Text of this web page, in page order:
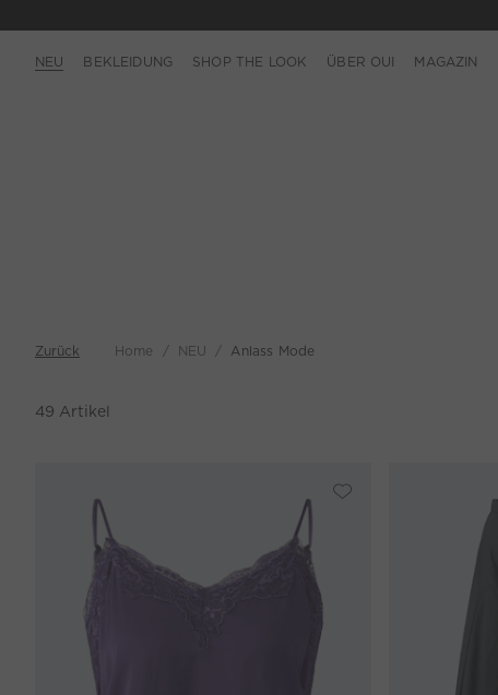
NEU BEKLEIDUNG SHOP THE LOOK ÜBER OUI MAGAZIN
Zurück Home NEU Anlass Mode
49 Artikel